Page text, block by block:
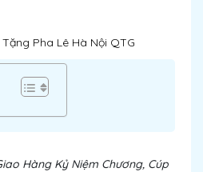
Pha Lê Hà Nội QTG
Hàng Kỷ Niệm Chương, Cúp